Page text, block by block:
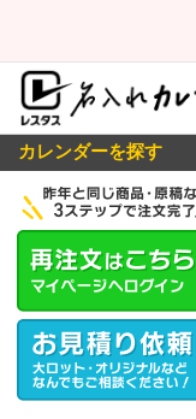
カレンダーを探す